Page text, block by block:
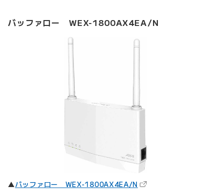
バッファロー WEX-1800AX4EA/N
▲バッファロー WEX-1800AX4EA/N （新しいタブで開きます